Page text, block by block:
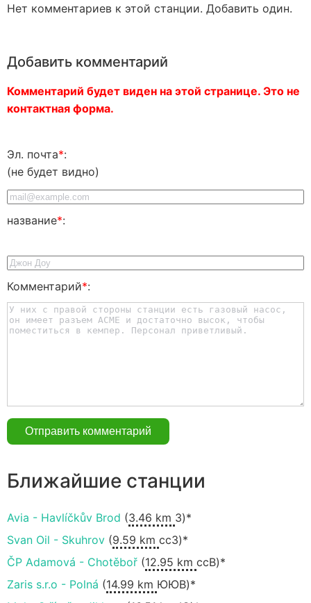
Нет комментариев к этой станции. Добавить один.
Добавить комментарий
Комментарий будет виден на этой странице. Это не
контактная форма.
Эл. почта*:
(не будет видно)
название*:
Комментарий*:
Ближайшие станции
Avia - Havlíčkův Brod (3.46 km З)*
Svan Oil - Skuhrov (9.59 km ccЗ)*
ČP Adamová - Chotěboř (12.95 km ссВ)*
Zaris s.r.o - Polná (14.99 km ЮЮВ)*